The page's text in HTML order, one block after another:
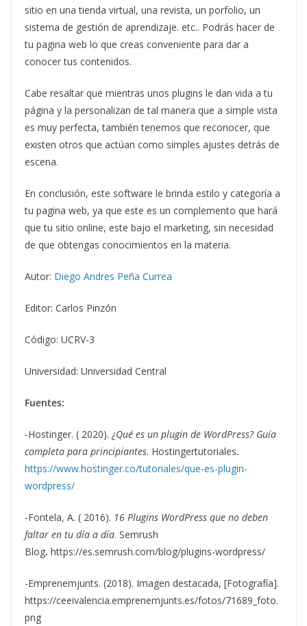
sitio en una tienda virtual, una revista, un porfolio, un
sistema de gestión de aprendizaje. etc.. Podrás hacer de
tu pagina web lo que creas conveniente para dar a
conocer tus contenidos.
Cabe resaltar que mientras unos plugins le dan vida a tu
página y la personalizan de tal manera que a simple vista
es muy perfecta, también tenemos que reconocer, que
existen otros que actúan como simples ajustes detrás de
escena.
En conclusión, este software le brinda estilo y categoría a
tu pagina web, ya que este es un complemento que hará
que tu sitio online, este bajo el marketing, sin necesidad
de que obtengas conocimientos en la materia.
Autor: Diego Andres Peña Currea
Editor: Carlos Pinzón
Código: UCRV-3
Universidad: Universidad Central
Fuentes:
-Hostinger. ( 2020). ¿Qué es un plugin de WordPress? Guía
completa para principiantes. Hostingertutoriales.
https://www.hostinger.co/tutoriales/que-es-plugin-
wordpress/
-Fontela, A. ( 2016). 16 Plugins WordPress que no deben
faltar en tu día a día. Semrush
Blog. https://es.semrush.com/blog/plugins-wordpress/
-Emprenemjunts. (2018). Imagen destacada, [Fotografía].
https://ceeivalencia.emprenemjunts.es/fotos/71689_foto.
png